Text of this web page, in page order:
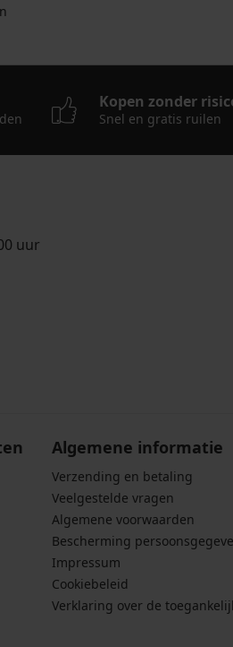
Kopen zonder
Snel en gratis ruilen
uur
Algemene informatie
Verzending en betaling
Veelgestelde vragen
Algemene voorwaarden
Bescherming
Impressum
Cookiebeleid
Verklaring over de